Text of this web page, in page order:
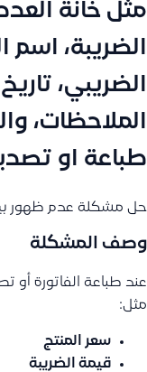
مثل خانة
الضريبة، اسم
الضريبي،
الملاحظات،
طباعة او
حل مشكلة عدم ظهور
وصف المشكلة
مثل:
سعر المنتج
قيمة الضريبة